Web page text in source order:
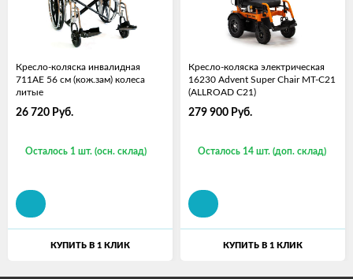
Кресло-коляска инвалидная
711AE 56 см (кож.зам) колеса
литые
26 720 Руб.
Осталось 1 шт. (осн. склад)
КУПИТЬ В 1 КЛИК
Кресло-коляска электрическая
16230 Advent Super Chair MT-C21
(ALLROAD C21)
279 900 Руб.
Осталось 14 шт. (доп. склад)
КУПИТЬ В 1 КЛИК